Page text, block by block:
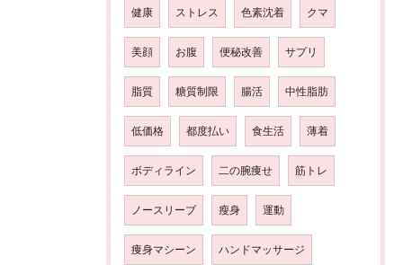
健康 ストレス 色素沈着 クマ
美顔 お腹 便秘改善 サプリ
脂質 糖質制限 腸活 中性脂肪
低価格 都度払い 食生活 薄着
ボディライン 二の腕痩せ 筋トレ
ノースリーブ 瘦身 運動
痩身マシーン ハンドマッサージ